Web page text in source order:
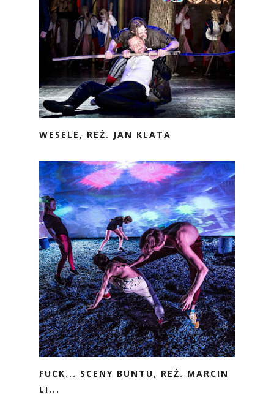
WESELE, REŻ. JAN KLATA
FUCK... SCENY BUNTU, REŻ. MARCIN
LI...